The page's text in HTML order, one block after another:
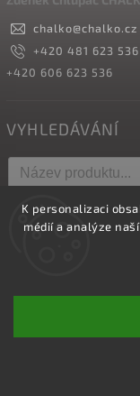
K personalizaci
médií a analýze
chalko@chalko.cz
+420 481 623 536
+420 606 623 536
VYHLEDÁVÁNÍ